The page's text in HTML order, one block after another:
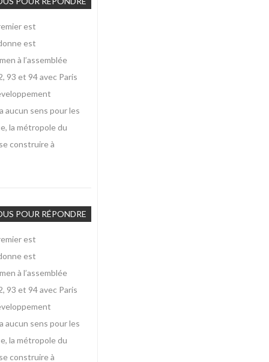
est
est
à l’assemblée
93 et 94 avec Paris
aucun sens pour les
la métropole du
construire à
POUR RÉPONDRE
est
est
à l’assemblée
93 et 94 avec Paris
aucun sens pour les
la métropole du
construire à